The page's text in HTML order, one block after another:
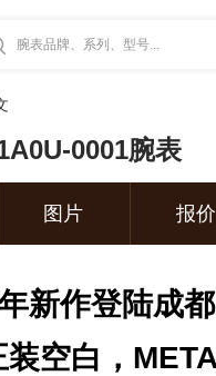
腕表品牌、系列、型号...
0001腕表
图片 报价
新作登陆成
装空白，